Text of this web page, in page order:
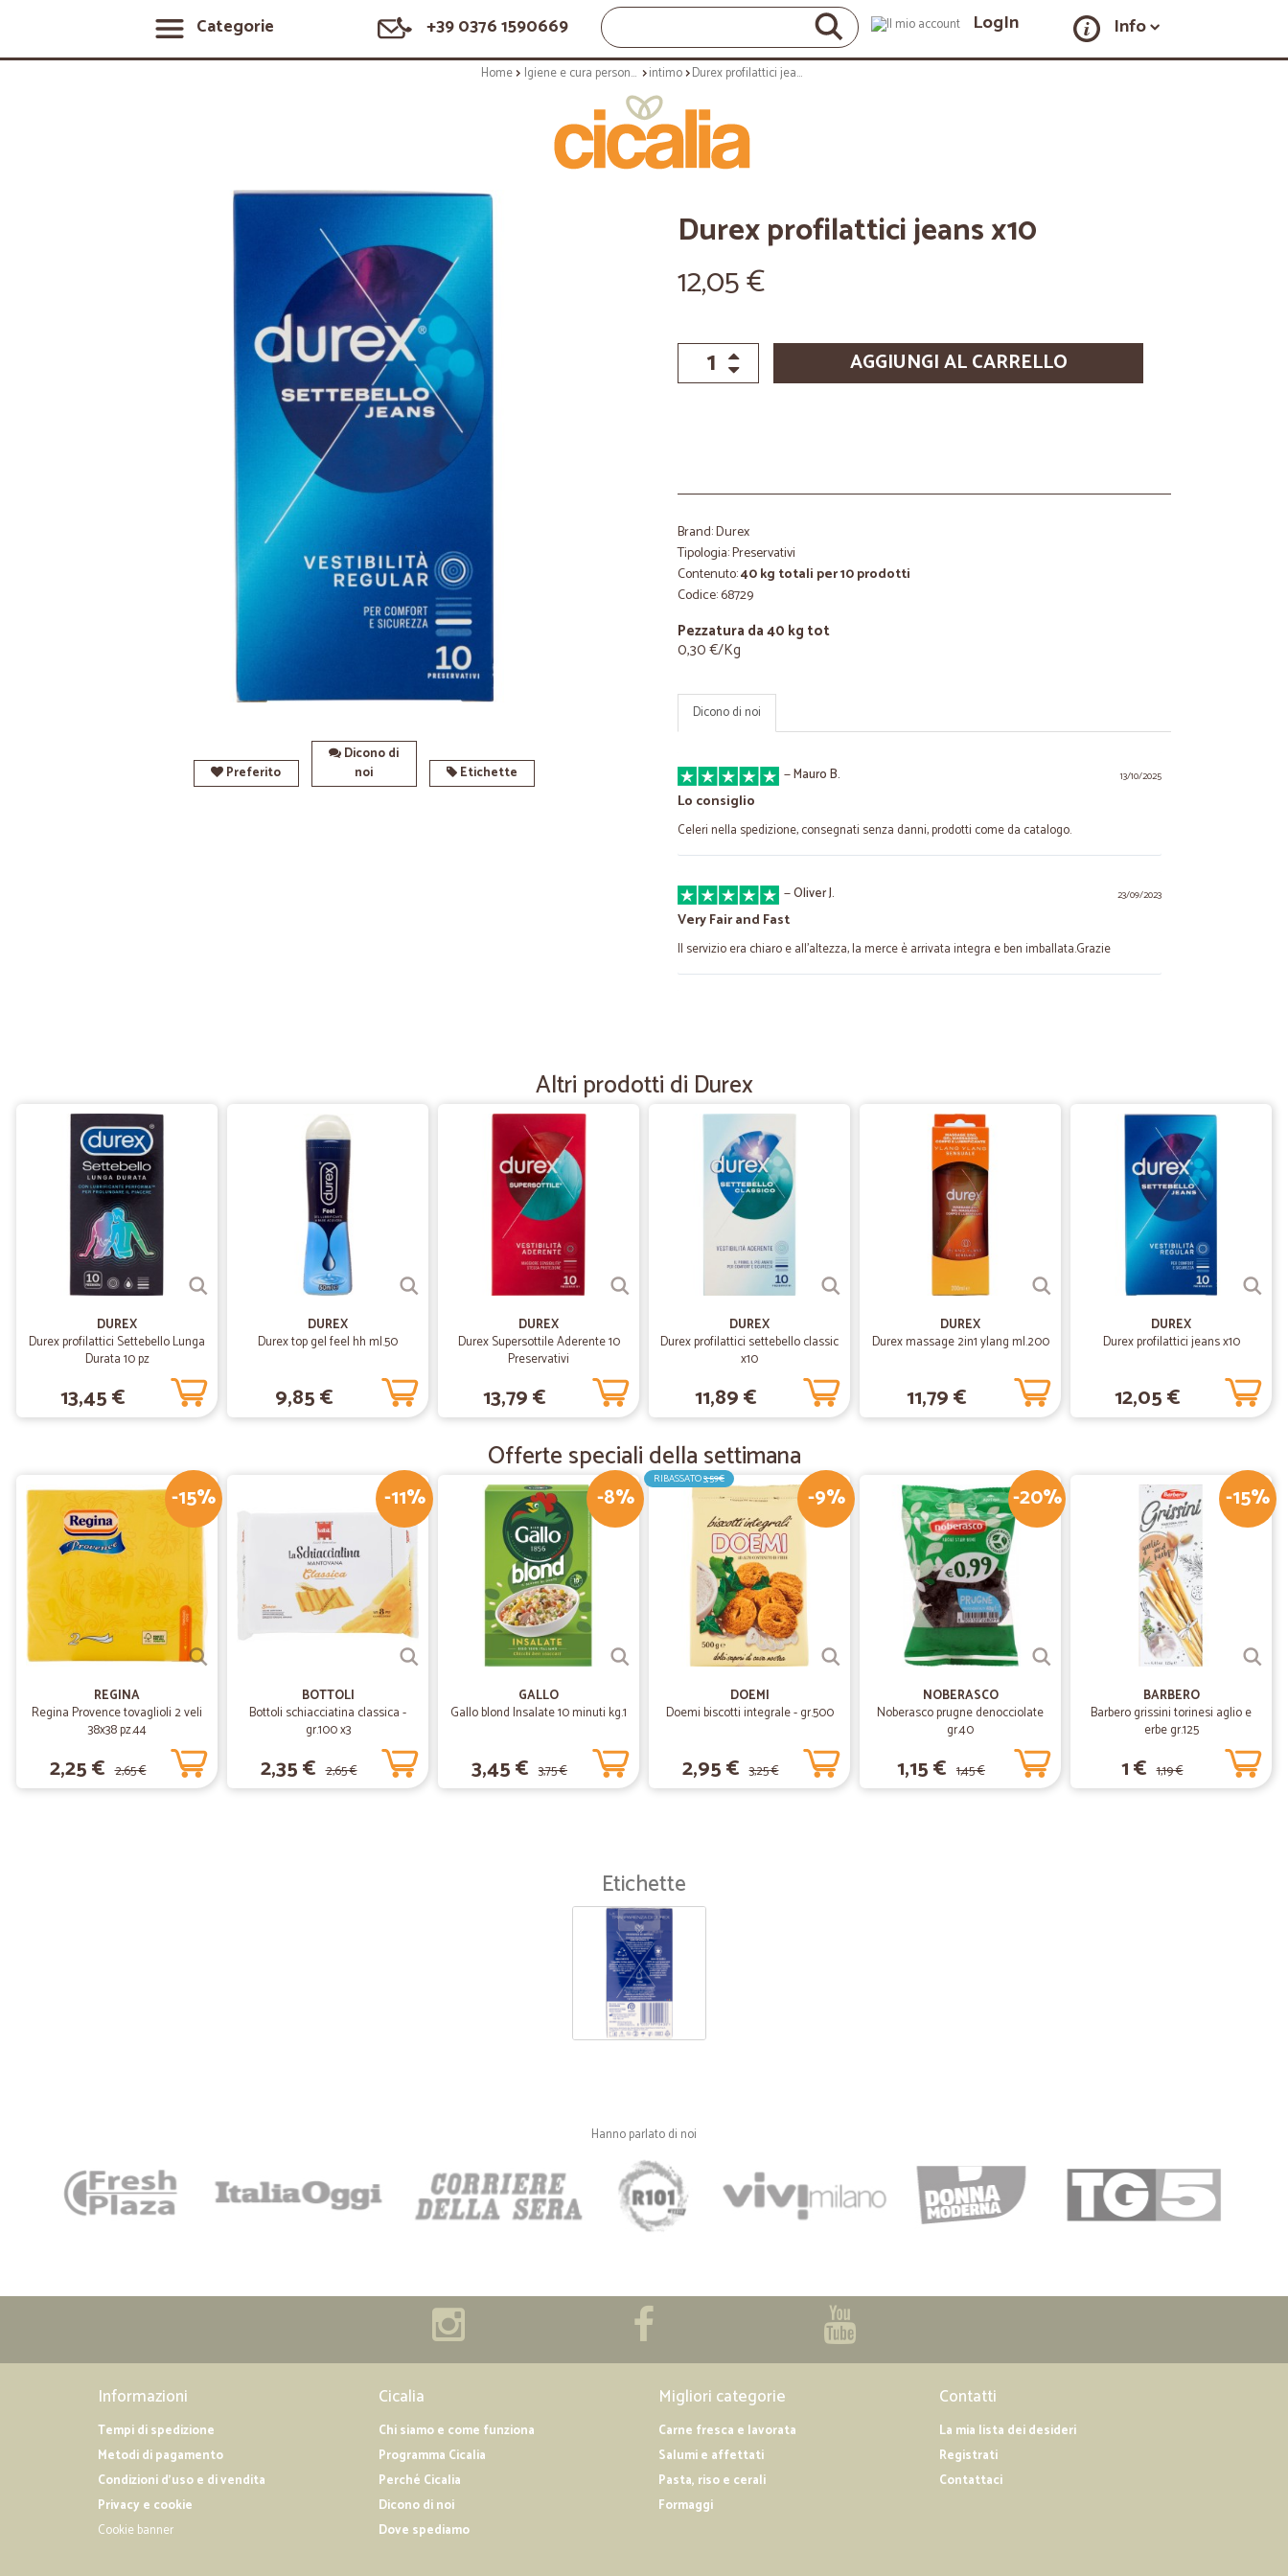
Categorie +39 0376 1590669 LogIn Info
Home Igiene e cura personale intimo Durex profilattici jeans x10
Preferito
Dicono di
noi
Etichette
Durex profilattici jeans x10
12,05 €
AGGIUNGI AL CARRELLO
Brand: Durex
Tipologia: Preservativi
Contenuto:40 kg totali per 10 prodotti
Codice: 68729
Pezzatura da 40 kg tot
0,30 €/Kg
Dicono di noi
13/10/2025
—Mauro B.
Lo consiglio
Celeri nella spedizione, consegnati senza danni, prodotti come da catalogo.
23/09/2023
—Oliver J.
Very Fair and Fast
Il servizio era chiaro e all'altezza, la merce è arrivata integra e ben imballata.Grazie
La merce ordinata arriva in breve tempo; inoltre, possiamo contare sulla cortesia e
acquisto. Cordiali saluti.
29/12/2020
—
Ordinare e' semplice e veloce
Ordinare e' semplice e veloce; con un assistenza sempre pronta alle tue domande. Lo
consiglio!!!
23/05/2020
molto soddisfatto.
CONSEGNA IN BREVE TEMPO
CONSEGNA IN BREVE TEMPO
03/05/2020
—
Perfetto
Rapidi gentili ,prodotti di ottima qualità e impacchettati con cura .
Lo consiglierei ad un amico
Prezzi buoni. Tempo di consegna buono. Vasta scelta di prodotti.
—Fulvia G.
Altri prodotti di Durex
DUREX
Durex profilattici Settebello Lunga
Durata 10 pz
13,45 €
DUREX
Durex top gel feel hh ml.50
9,85 €
DUREX
Durex Supersottile Aderente 10
Preservativi
13,79 €
DUREX
Durex profilattici settebello classic
x10
11,89 €
DUREX
Durex massage 2in1 ylang ml.200
11,79 €
DUREX
Durex profilattici jeans x10
12,05 €
Offerte speciali della settimana
-15%
REGINA
Regina Provence tovaglioli 2 veli
38x38 pz.44
2,25 € 2,65 €
-11%
BOTTOLI
Bottoli schiacciatina classica -
gr.100 x3
2,35 € 2,65 €
-8%
GALLO
Gallo blond Insalate 10 minuti kg.1
3,45 € 3,75 €
-9%
RIBASSATO3,59€
DOEMI
Doemi biscotti integrale - gr.500
2,95 € 3,25 €
-20%
NOBERASCO
Noberasco prugne denocciolate
gr.40
1,15 € 1,45 €
-15%
BARBERO
Barbero grissini torinesi aglio e
erbe gr.125
1 € 1,19 €
Etichette
Hanno parlato di noi
Informazioni
Tempi di spedizione
Metodi di pagamento
Condizioni d'uso e di vendita
Privacy e cookie
Cookie banner
Cicalia
Chi siamo e come funziona
Programma Cicalia
Perché Cicalia
Dicono di noi
Dove spediamo
Migliori categorie
Carne fresca e lavorata
Salumi e affettati
Pasta, riso e cerali
Formaggi
Contatti
La mia lista dei desideri
Registrati
Contattaci